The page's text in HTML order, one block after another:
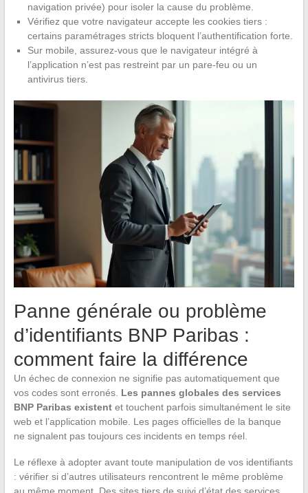
navigation privée) pour isoler la cause du problème.
Vérifiez que votre navigateur accepte les cookies tiers :
certains paramétrages stricts bloquent l’authentification forte.
Sur mobile, assurez-vous que le navigateur intégré à
l’application n’est pas restreint par un pare-feu ou un
antivirus tiers.
Panne générale ou problème
d’identifiants BNP Paribas :
comment faire la différence
Un échec de connexion ne signifie pas automatiquement que
vos codes sont erronés. Les pannes globales des services
BNP Paribas existentet touchent parfois simultanément le site
web et l’application mobile. Les pages officielles de la banque
ne signalent pas toujours ces incidents en temps réel.
Le réflexe à adopter avant toute manipulation de vos identifiants
: vérifier si d’autres utilisateurs rencontrent le même problème